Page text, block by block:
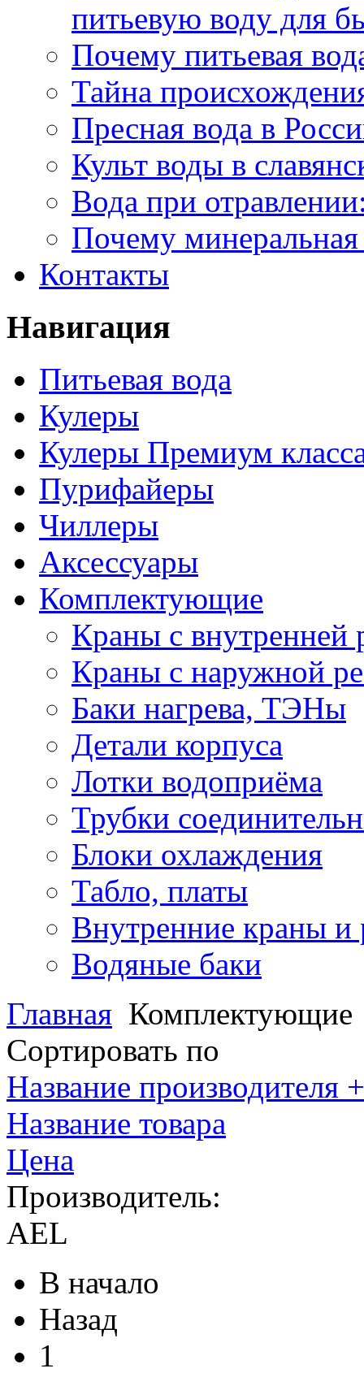
питьевую воду для
Почему питьевая
Тайна
Пресная вода в
Культ воды в
Вода при
Почему
Контакты
Навигация
Питьевая вода
Кулеры
Кулеры Премиум
Пурифайеры
Чиллеры
Аксессуары
Комплектующие
Краны с внутренней
Краны с наружной
Баки нагрева, ТЭНы
Детали корпуса
Лотки водоприёма
Трубки
Блоки охлаждения
Табло, платы
Внутренние краны
Водяные баки
Главная Комплектующие
Сортировать по
Название производителя
Название товара
Цена
Производитель:
AEL
В начало
Назад
1